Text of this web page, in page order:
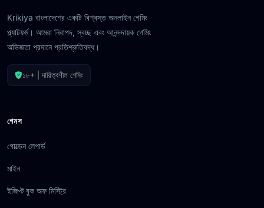
Krikiya বাংলাদেশের একটি বিশ্বস্ত অনলাইন গেমিং
প্ল্যাটফর্ম। আমরা নিরাপদ, স্বচ্ছ এবং আনন্দদায়ক গেমিং
অভিজ্ঞতা প্রদানে প্রতিশ্রুতিবদ্ধ।
১৮+ | দায়িত্বশীল গেমিং
গেমস
গোল্ডেন লেপার্ড
মাইন
ইজিপ্ট বুক অফ মিস্ট্রি